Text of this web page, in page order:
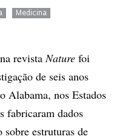
Medicina
revistaNature foi
de seis anos
Alabama, nos Estados
fabricaram dados
sobre estruturas de